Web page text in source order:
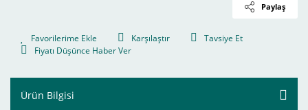
Paylaş
Karşılaştır
Tavsiye Et
Fiyatı Düşünce Haber Ver
Ürün Bilgisi